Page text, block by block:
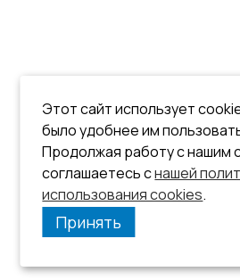
Этот сайт использует
было удобнее им
Продолжая работу с нашим
соглашаетесь снашей
использования cookies.
Принять